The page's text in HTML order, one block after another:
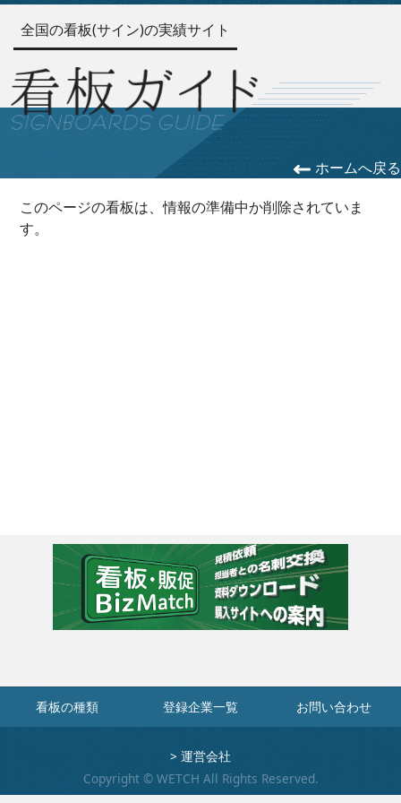
全国の看板(サイン)の実績サイト
ホームへ戻る
このページの看板は、情報の準備中か削除されていま
す。
看板の種類 登録企業一覧 お問い合わせ
> 運営会社
Copyright © WETCH All Rights Reserved.